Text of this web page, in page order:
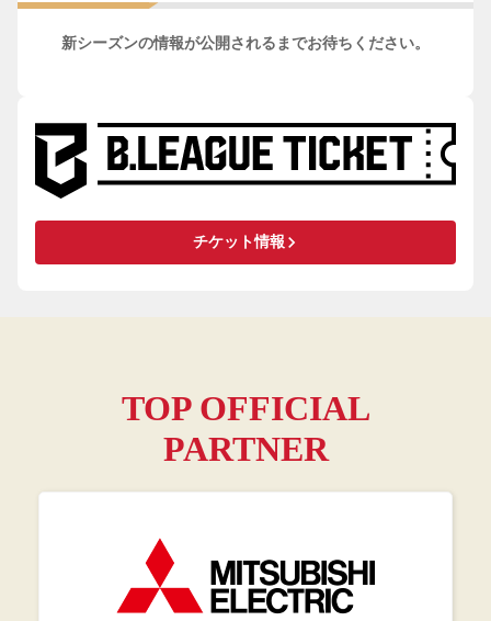
新シーズンの情報が公開されるまでお待ちください。
チケット情報keyboard_arrow_right
TOP OFFICIAL
PARTNER